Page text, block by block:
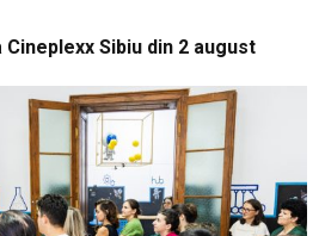
Sibiu din 2 august